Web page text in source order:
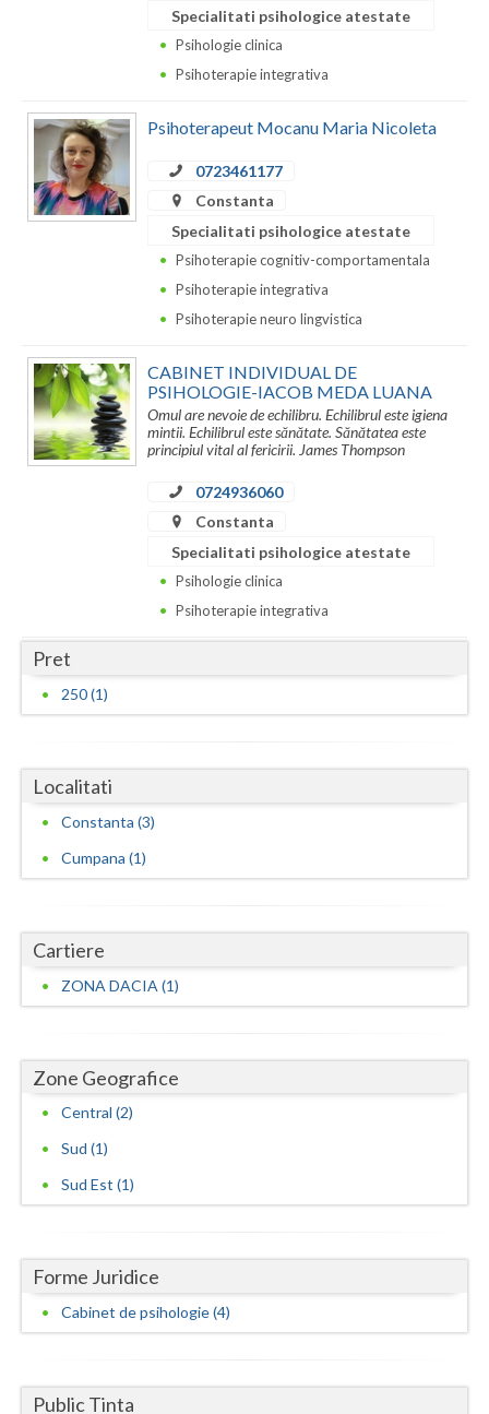
Harghita
Hunedoara
Ialomita
Mehedinti
Mures
Satu-Mare
Sibiu
Teleorman
Timis
Tulcea
Vaslui
Specialitati psihologice atestate
Psihologie clinica
Psihoterapie integrativa
Psihoterapeut Mocanu Maria Nicoleta
0723461177
Constanta
Specialitati psihologice atestate
Psihoterapie cognitiv-comportamentala
Psihoterapie integrativa
Psihoterapie neuro lingvistica
CABINET INDIVIDUAL DE
PSIHOLOGIE-IACOB MEDA LUANA
Omul are nevoie de echilibru. Echilibrul este igiena
mintii. Echilibrul este sănătate. Sănătatea este
principiul vital al fericirii. James Thompson
0724936060
Constanta
Specialitati psihologice atestate
Psihologie clinica
Psihoterapie integrativa
Pret
250 (1)
Localitati
Constanta (3)
Cumpana (1)
Cartiere
ZONA DACIA (1)
Zone Geografice
Central (2)
Sud (1)
Sud Est (1)
Forme Juridice
Cabinet de psihologie (4)
Public Tinta